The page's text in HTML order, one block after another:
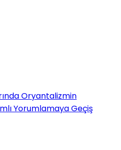
Oryantalizmin
Yorumlamaya Geçiş